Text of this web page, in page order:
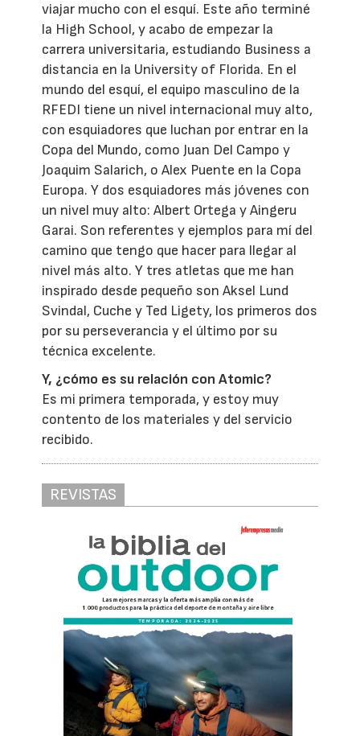
viajar mucho con el esquí. Este año terminé
la High School, y acabo de empezar la
carrera universitaria, estudiando Business a
distancia en la University of Florida. En el
mundo del esquí, el equipo masculino de la
RFEDI tiene un nivel internacional muy alto,
con esquiadores que luchan por entrar en la
Copa del Mundo, como Juan Del Campo y
Joaquim Salarich, o Alex Puente en la Copa
Europa. Y dos esquiadores más jóvenes con
un nivel muy alto: Albert Ortega y Aingeru
Garai. Son referentes y ejemplos para mí del
camino que tengo que hacer para llegar al
nivel más alto. Y tres atletas que me han
inspirado desde pequeño son Aksel Lund
Svindal, Cuche y Ted Ligety, los primeros dos
por su perseverancia y el último por su
técnica excelente.
Y, ¿cómo es su relación con Atomic?
Es mi primera temporada, y estoy muy
contento de los materiales y del servicio
recibido.
REVISTAS